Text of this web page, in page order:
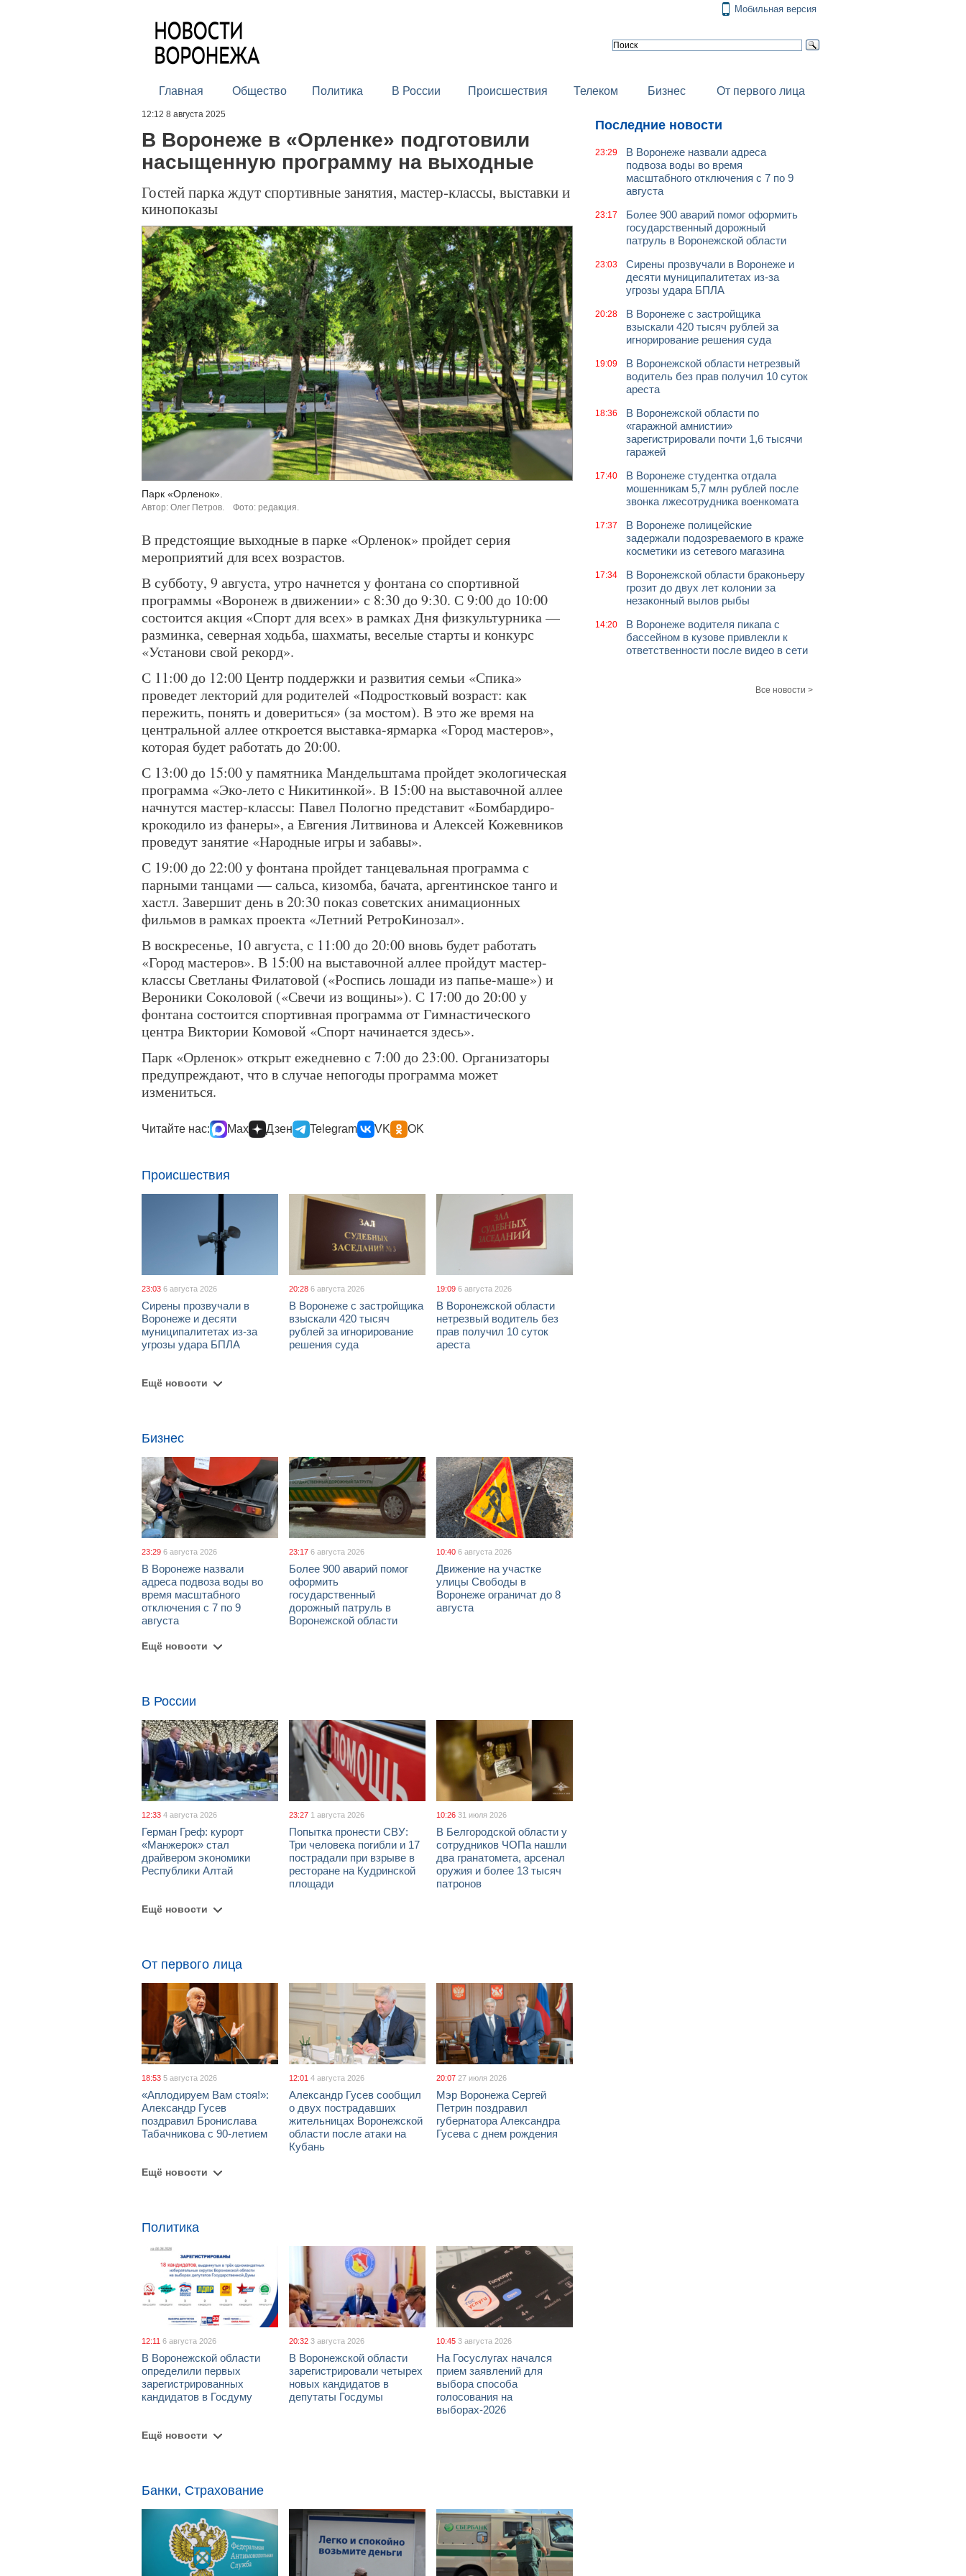
Мобильная версия
Главная Общество Политика В России Происшествия Телеком Бизнес От первого лица
12:12 8 августа 2025
В Воронеже в «Орленке» подготовили
насыщенную программу на выходные
Гостей парка ждут спортивные занятия, мастер-классы, выставки и
кинопоказы
Парк «Орленок».
Автор: Олег Петров. Фото: редакция.
В предстоящие выходные в парке «Орленок» пройдет серия
мероприятий для всех возрастов.
В субботу, 9 августа, утро начнется у фонтана со спортивной
программы «Воронеж в движении» с 8:30 до 9:30. С 9:00 до 10:00
состоится акция «Спорт для всех» в рамках Дня физкультурника —
разминка, северная ходьба, шахматы, веселые старты и конкурс
«Установи свой рекорд».
С 11:00 до 12:00 Центр поддержки и развития семьи «Спика»
проведет лекторий для родителей «Подростковый возраст: как
пережить, понять и довериться» (за мостом). В это же время на
центральной аллее откроется выставка-ярмарка «Город мастеров»,
которая будет работать до 20:00.
С 13:00 до 15:00 у памятника Мандельштама пройдет экологическая
программа «Эко-лето с Никитинкой». В 15:00 на выставочной аллее
начнутся мастер-классы: Павел Пологно представит «Бомбардиро-
крокодило из фанеры», а Евгения Литвинова и Алексей Кожевников
проведут занятие «Народные игры и забавы».
С 19:00 до 22:00 у фонтана пройдет танцевальная программа с
парными танцами — сальса, кизомба, бачата, аргентинское танго и
хастл. Завершит день в 20:30 показ советских анимационных
фильмов в рамках проекта «Летний РетроКинозал».
В воскресенье, 10 августа, с 11:00 до 20:00 вновь будет работать
«Город мастеров». В 15:00 на выставочной аллее пройдут мастер-
классы Светланы Филатовой («Роспись лошади из папье-маше») и
Вероники Соколовой («Свечи из вощины»). С 17:00 до 20:00 у
фонтана состоится спортивная программа от Гимнастического
центра Виктории Комовой «Спорт начинается здесь».
Парк «Орленок» открыт ежедневно с 7:00 до 23:00. Организаторы
предупреждают, что в случае непогоды программа может
измениться.
Читайте нас: Max Дзен Telegram VK OK
Происшествия
23:03 6 августа 2026
Сирены прозвучали в
Воронеже и десяти
муниципалитетах из-за
угрозы удара БПЛА
20:28 6 августа 2026
В Воронеже с застройщика
взыскали 420 тысяч
рублей за игнорирование
решения суда
19:09 6 августа 2026
В Воронежской области
нетрезвый водитель без
прав получил 10 суток
ареста
Ещё новости
Бизнес
23:29 6 августа 2026
В Воронеже назвали
адреса подвоза воды во
время масштабного
отключения с 7 по 9
августа
23:17 6 августа 2026
Более 900 аварий помог
оформить
государственный
дорожный патруль в
Воронежской области
10:40 6 августа 2026
Движение на участке
улицы Свободы в
Воронеже ограничат до 8
августа
Ещё новости
В России
12:33 4 августа 2026
Герман Греф: курорт
«Манжерок» стал
драйвером экономики
Республики Алтай
23:27 1 августа 2026
Попытка пронести СВУ:
Три человека погибли и 17
пострадали при взрыве в
ресторане на Кудринской
площади
10:26 31 июля 2026
В Белгородской области у
сотрудников ЧОПа нашли
два гранатомета, арсенал
оружия и более 13 тысяч
патронов
Ещё новости
От первого лица
18:53 5 августа 2026
«Аплодируем Вам стоя!»:
Александр Гусев
поздравил Бронислава
Табачникова с 90-летием
12:01 4 августа 2026
Александр Гусев сообщил
о двух пострадавших
жительницах Воронежской
области после атаки на
Кубань
20:07 27 июля 2026
Мэр Воронежа Сергей
Петрин поздравил
губернатора Александра
Гусева с днем рождения
Ещё новости
Политика
12:11 6 августа 2026
В Воронежской области
определили первых
зарегистрированных
кандидатов в Госдуму
20:32 3 августа 2026
В Воронежской области
зарегистрировали четырех
новых кандидатов в
депутаты Госдумы
10:45 3 августа 2026
На Госуслугах начался
прием заявлений для
выбора способа
голосования на
выборах-2026
Ещё новости
Банки, Страхование
Последние новости
23:29
В Воронеже назвали адреса
подвоза воды во время
масштабного отключения с 7 по 9
августа
23:17
Более 900 аварий помог оформить
государственный дорожный
патруль в Воронежской области
23:03
Сирены прозвучали в Воронеже и
десяти муниципалитетах из-за
угрозы удара БПЛА
20:28
В Воронеже с застройщика
взыскали 420 тысяч рублей за
игнорирование решения суда
19:09
В Воронежской области нетрезвый
водитель без прав получил 10 суток
ареста
18:36
В Воронежской области по
«гаражной амнистии»
зарегистрировали почти 1,6 тысячи
гаражей
17:40
В Воронеже студентка отдала
мошенникам 5,7 млн рублей после
звонка лжесотрудника военкомата
17:37
В Воронеже полицейские
задержали подозреваемого в краже
косметики из сетевого магазина
17:34
В Воронежской области браконьеру
грозит до двух лет колонии за
незаконный вылов рыбы
14:20
В Воронеже водителя пикапа с
бассейном в кузове привлекли к
ответственности после видео в сети
Все новости >